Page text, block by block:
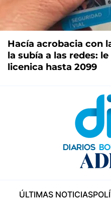
Hacía acrobacia con
la subía a las redes:
licenica hasta 2099
ÚLTIMAS NOTICIAS